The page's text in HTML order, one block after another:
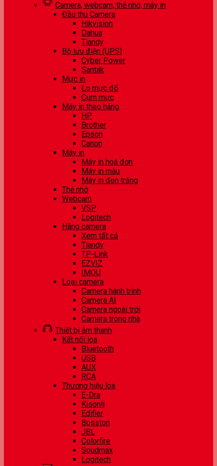
Camera, webcam, thẻ nhớ, máy in
Đầu thu Camera
Hikvision
Dahua
Tiandy
Bộ lưu điện (UPS)
Cyber Power
Santak
Mực in
Lọ mực đổ
Cụm mực
Máy in theo hãng
HP
Brother
Epson
Canon
Máy in
Máy in hoá đơn
Máy in màu
Máy in đen trắng
Thẻ nhớ
Webcam
VSP
Logitech
Hãng camera
Xem tất cả
Tiandy
TP-Link
EZVIZ
IMOU
Loại camera
Camera hành trình
Camera AI
Camera ngoài trời
Camera trong nhà
Thiết bị âm thanh
Kết nối loa
Bluetooth
USB
AUX
RCA
Thương hiệu loa
E-Dra
Kisonli
Edifier
Bosston
JBL
Colorfire
Soudmax
Logitech